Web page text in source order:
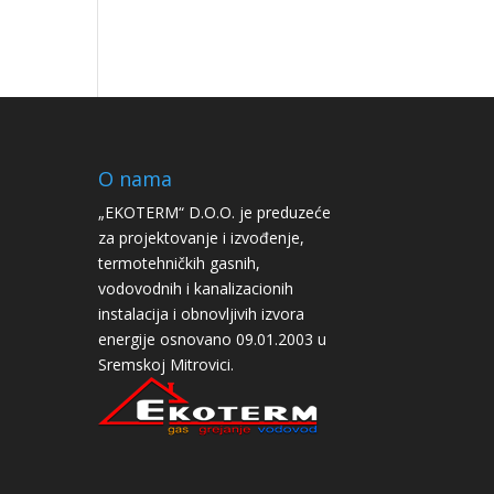
O nama
„EKOTERM“ D.O.O. je preduzeće
za projektovanje i izvođenje,
termotehničkih gasnih,
vodovodnih i kanalizacionih
instalacija i obnovljivih izvora
energije osnovano 09.01.2003 u
Sremskoj Mitrovici.